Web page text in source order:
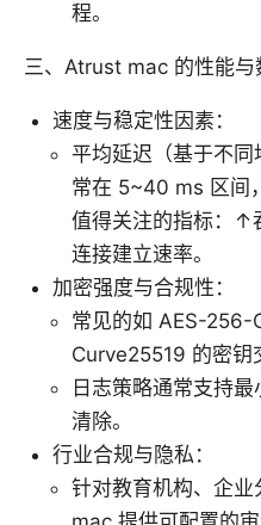
程。
三、Atrust mac 的性能与
速度与稳定性因素：
平均延迟（基于不
常在 5~40 ms 区间
值得关注的指标：
连接建立速率。
加密强度与合规性：
常见的如 AES-256-
Curve25519 的密钥
日志策略通常支持
清除。
行业合规与隐私：
针对教育机构、企